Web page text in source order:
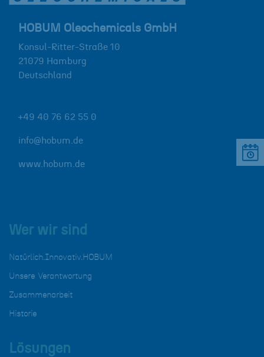
HOBUM Oleochemicals GmbH
Konsul-Ritter-Straße 10
21079 Hamburg
Deutschland
+49 40 76 62 55 0
info@hobum.de
www.hobum.de
Wer wir sind
Natürlich.Innovativ.HOBUM
Unsere Verantwortung
Zusammenarbeit
Historie
Lösungen